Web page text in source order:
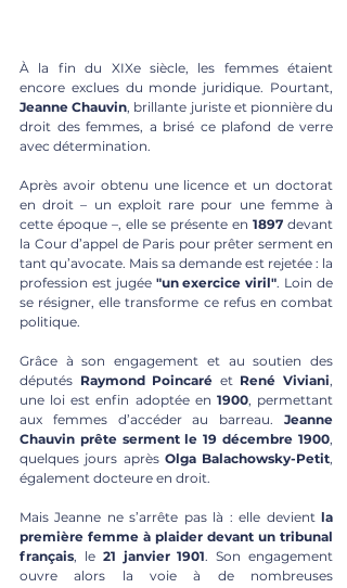
À la fin du XIXe siècle, les femmes étaient
Jeanne Chauvin, brillante juriste et pionnière du
droit des femmes, a brisé ce plafond de verre
avec détermination.
Après avoir obtenu une licence et un doctorat
en droit – un exploit rare pour une femme à
cette époque –, elle se présente en 1897 devant
la Cour d’appel de Paris pour prêter serment en
tant qu’avocate. Mais sa demande est rejetée : la
profession est jugée "un exercice viril". Loin de
se résigner, elle transforme ce refus en combat
politique.
Grâce à son engagement et au soutien des
députés Raymond Poincaré et René Viviani,
une loi est enfin adoptée en 1900, permettant
aux femmes d’accéder au barreau. Jeanne
Chauvin prête serment le 19 décembre 1900,
quelques jours après Olga Balachowsky-Petit,
également docteure en droit.
Mais Jeanne ne s’arrête pas là : elle devient la
première femme à plaider devant un tribunal
français, le 21 janvier 1901. Son engagement
ouvre alors la voie à de nombreuses